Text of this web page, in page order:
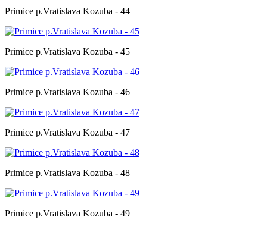
Primice p.Vratislava Kozuba - 44
Primice p.Vratislava Kozuba - 45
Primice p.Vratislava Kozuba - 46
Primice p.Vratislava Kozuba - 47
Primice p.Vratislava Kozuba - 48
Primice p.Vratislava Kozuba - 49